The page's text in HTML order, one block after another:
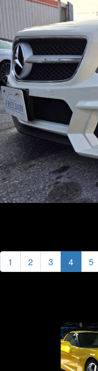
1 2 3 4 5